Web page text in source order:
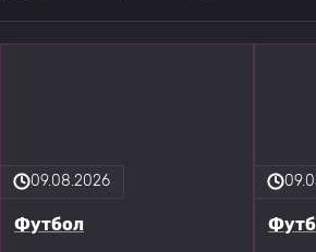
09.08.2026
Футбол